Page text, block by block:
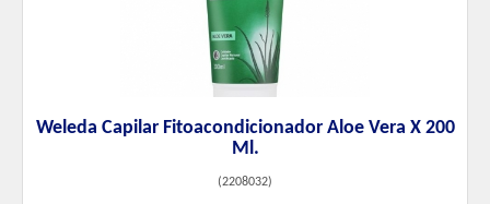
Weleda Capilar Fitoacondicionador Aloe Vera X 200
Ml.
(2208032)